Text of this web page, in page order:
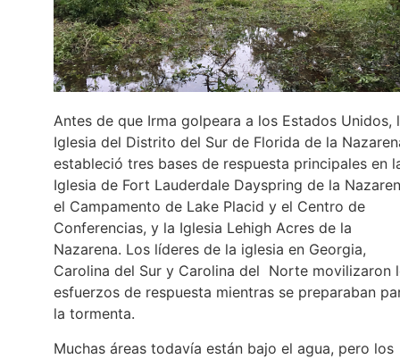
Antes de que Irma golpeara a los Estados Unidos,
Iglesia del Distrito del Sur de Florida de la
estableció tres bases de respuesta principales en
Iglesia de Fort Lauderdale Dayspring de la
el Campamento de Lake Placid y el Centro de
Conferencias, y la Iglesia Lehigh Acres de la
Nazarena. Los líderes de la iglesia en Georgia,
Carolina del Sur y Carolina del Norte movilizaron
esfuerzos de respuesta mientras se preparaban
la tormenta.
Muchas áreas todavía están bajo el agua, pero los